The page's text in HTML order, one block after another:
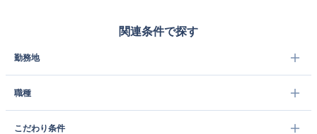
関連条件で探す
勤務地
職種
こだわり条件